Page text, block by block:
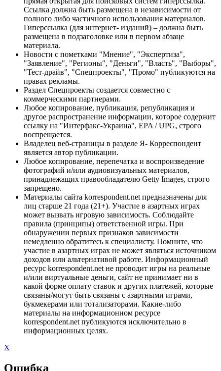
Ссылка должна быть размещена в независимости от
полного либо частичного использования материалов.
Гиперссылка (для интернет- изданий) – должна быть
размещена в подзаголовке или в первом абзаце
материала.
Новости с пометками "Мнение", "Экспертиза",
"Заявление", "Регионы", "Деньги", "Власть", "Выборы",
"Тест-драйв", "Спецпроекты", "Промо" публикуются на
правах рекламы.
Раздел Спецпроекты создается совместно с
коммерческими партнерами.
Любое копирование, публикация, републикация и
другое распространение информации, которое содержит
ссылку на "Интерфакс-Украина", EPA / UPG, строго
воспрещается.
Владелец веб-страницы в разделе Я- Корреспондент
является автор публикации.
Любое копирование, перепечатка и воспроизведение
фотографий и/или аудиовизуальных материалов,
принадлежащих правообладателю Getty Images, строго
запрещено.
Материалы сайта korrespondent.net предназначены для
лиц старше 21 года (21+). Участие в азартных играх
может вызвать игровую зависимость. Соблюдайте
правила (принципы) ответственной игры. При
обнаружении первых признаков зависимости
немедленно обратитесь к специалисту. Помните, что
участие в азартных играх не может являться источником
доходов или альтернативой работе. Информационный
ресурс korrespondent.net не проводит игры на реальные
и/или виртуальные деньги, сайт не принимает ни в
какой форме оплату ставок и других платежей, которые
связаны/могут быть связаны с азартными играми,
букмекерами или тотализаторами. Какие-либо
материалы на информационном ресурсе
korrespondent.net публикуются исключительно в
информационных целях.
X
Ошибка